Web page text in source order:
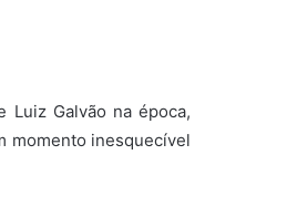
Galvão na época,
momento inesquecível